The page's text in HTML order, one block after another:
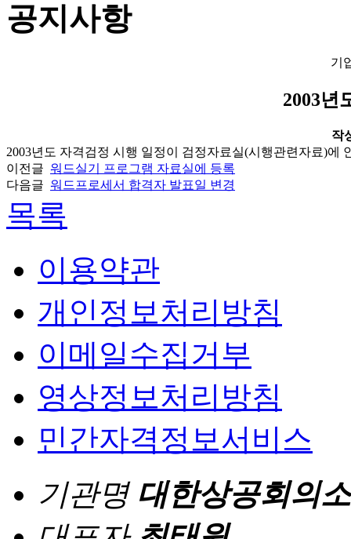
공지사항
기
2003년
작
2003년도 자격검정 시행 일정이 검정자료실(시행관련자료)에
이전글 워드실기 프로그램 자료실에 등록
다음글 워드프로세서 합격자 발표일 변경
목록
이용약관
개인정보처리방침
이메일수집거부
영상정보처리방침
민간자격정보서비스
기관명 대한상공회의소